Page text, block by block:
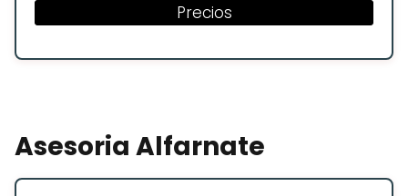
Precios
Asesoria Alfarnate